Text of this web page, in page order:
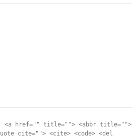
<a href="" title=""> <abbr title="">
cite=""> <cite> <code> <del